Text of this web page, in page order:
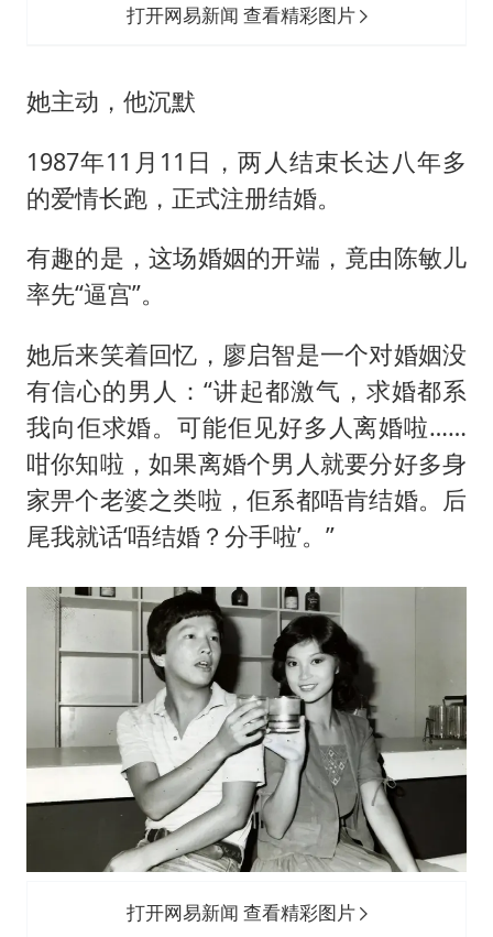
打开网易新闻 查看精彩图片
她主动，他沉默
1987年11月11日，两人结束长达八年多
的爱情长跑，正式注册结婚。
有趣的是，这场婚姻的开端，竟由陈敏儿
率先“逼宫”。
她后来笑着回忆，廖启智是一个对婚姻没
有信心的男人：“讲起都激气，求婚都系
我向佢求婚。可能佢见好多人离婚啦……
咁你知啦，如果离婚个男人就要分好多身
家畀个老婆之类啦，佢系都唔肯结婚。后
尾我就话‘唔结婚？分手啦’。”
打开网易新闻 查看精彩图片